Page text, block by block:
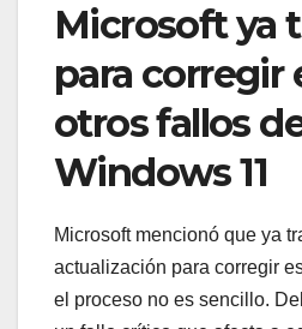
Microsoft ya
para corregir
otros fallos
Windows 11
Microsoft mencionó que ya
actualización para corregir
el proceso no es sencillo.